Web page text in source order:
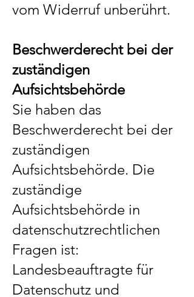
vom Widerruf unberührt.
Beschwerderecht bei der
zuständigen
Aufsichtsbehörde
Sie haben das
Beschwerderecht bei der
zuständigen
Aufsichtsbehörde. Die
zuständige
Aufsichtsbehörde in
datenschutzrechtlichen
Fragen ist:
Landesbeauftragte für
Datenschutz und